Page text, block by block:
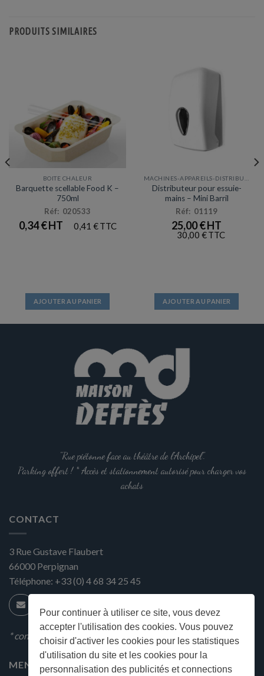
Pour continuer à utiliser ce site, vous devez
accepter l'utilisation des cookies. Vous pouvez
choisir d'activer les cookies pour les statistiques
d'utilisation du site et les cookies pour la
personnalisation des publicités et connections
PRODUITS SIMILAIRES
BOITE CHALEUR
Barquette scellable Food K –
750ml
Réf: 020533
0,34€ 0,41 €
AJOUTER AU PANIER
Distributeur pour essuie-
mains – Mini Barril
Réf: 01119
25,00€
30,00 €
AJOUTER AU PANIER
"Rue piétonne face au théâtre de l'Archipel".
Parking offert ! * Accès et stationnement autorisé pour charger vos
achats
CONTACT
3 Rue Gustave Flaubert
66000 Perpignan
Téléphone: +33 (0) 4 68 34 25 45
* condition en magasin
MENU